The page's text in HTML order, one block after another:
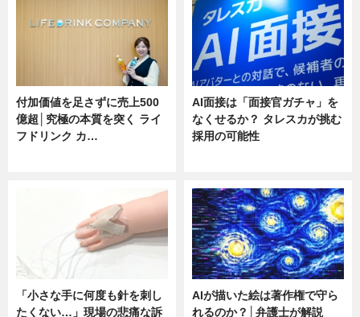
付加価値を足さずに売上500
億超│究極の本質を突く ライ
フドリンク カ…
AI面接は「面接官ガチャ」を
なくせるか？ タレスカが挑む
採用の可能性
「小さな手に何度も針を刺し
たくない…」現場の悲痛な訴
AIが描いた絵は著作権で守ら
れるのか？│弁護士が解説